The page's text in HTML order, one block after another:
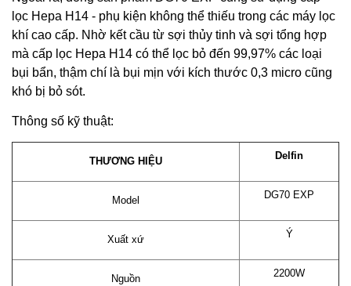
lọc Hepa H14 - phụ kiện không thể thiếu trong các máy lọc
khí cao cấp. Nhờ kết cầu từ sợi thủy tinh và sợi tổng hợp
mà cấp lọc Hepa H14 có thể lọc bỏ đến 99,97% các loại
bụi bẩn, thậm chí là bụi mịn với kích thước 0,3 micro cũng
khó bị bỏ sót.
Thông số kỹ thuật:
THƯƠNG HIỆU Delfin
Model DG70 EXP
Xuất xứ Ý
Nguồn 2200W